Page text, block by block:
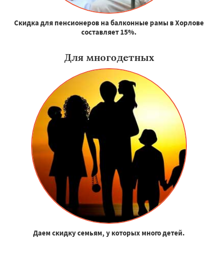
Скидка для пенсионеров на балконные рамы в Хорлове
составляет 15%.
Для многодетных
Даем скидку семьям, у которых много детей.